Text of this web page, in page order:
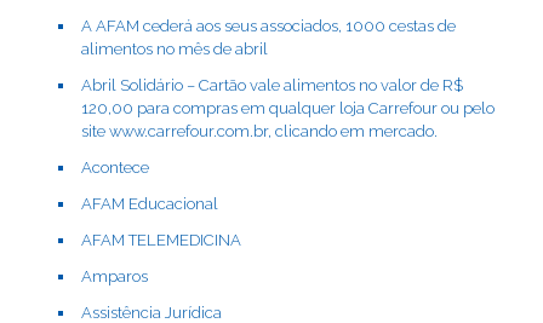
A AFAM cederá aos seus associados, 1000 cestas de
alimentos no mês de abril
Abril Solidário – Cartão vale alimentos no valor de R$
120,00 para compras em qualquer loja Carrefour ou pelo
site www.carrefour.com.br, clicando em mercado.
Acontece
AFAM Educacional
AFAM TELEMEDICINA
Amparos
Assistência Jurídica